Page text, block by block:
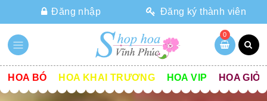
Đăng nhập Đăng ký thành viên
0
HOA BÓ HOA KHAI TRƯƠNG HOA VIP HOA GIỎ